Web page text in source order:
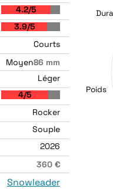
4.2/5
3.9/5
Courts
Moyen86 mm
Léger
4/5
Rocker
Souple
2026
360 €
Snowleader
Poids